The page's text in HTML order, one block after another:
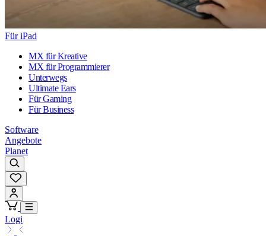
Für iPad
MX für Kreative
MX für Programmierer
Unterwegs
Ultimate Ears
Für Gaming
Für Business
Software
Angebote
Planet
Logi